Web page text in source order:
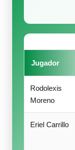
Jugador
Rodolexis
Moreno
Eriel Carrillo